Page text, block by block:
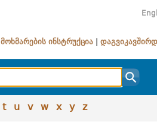
მოხმარების ინსტრუქცია
t u v w x y z